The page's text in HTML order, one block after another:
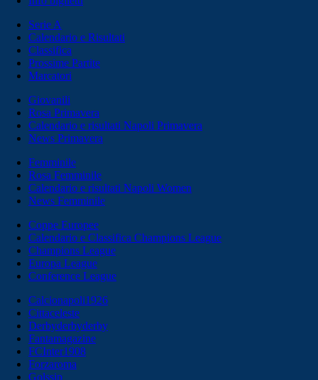
Serie A
Calendario e Risultati
Classifica
Prossime Partite
Marcatori
Giovanili
Rosa Primavera
Calendario e risultati Napoli Primavera
News Primavera
Femminile
Rosa Femminile
Calendario e risultati Napoli Women
News Femminile
Coppe Europee
Calendario e Classifica Champions League
Champions League
Europa League
Conference League
Calcionapoli1926
Cittaceleste
Derbyderbyderby
Fantamagazine
FCInter1908
Forzaroma
Golssip